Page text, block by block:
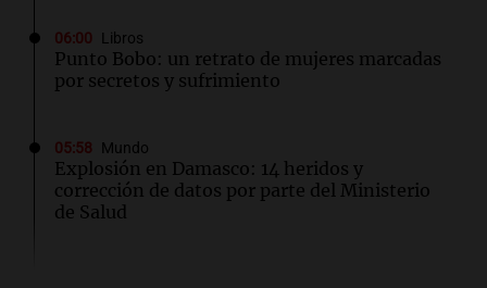
06:00 Libros
Punto Bobo: un retrato de mujeres marcadas
por secretos y sufrimiento
05:58 Mundo
Explosión en Damasco: 14 heridos y
corrección de datos por parte del Ministerio
de Salud